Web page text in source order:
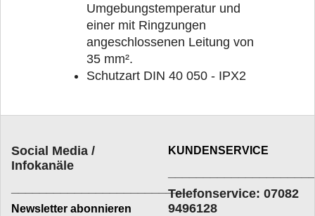
Umgebungstemperatur und
einer mit Ringzungen
angeschlossenen Leitung von
35 mm².
Schutzart DIN 40 050 - IPX2
Social Media /
Infokanäle
_________________________
Newsletter abonnieren
KUNDENSERVICE
Telefonservice: 07082
9496128